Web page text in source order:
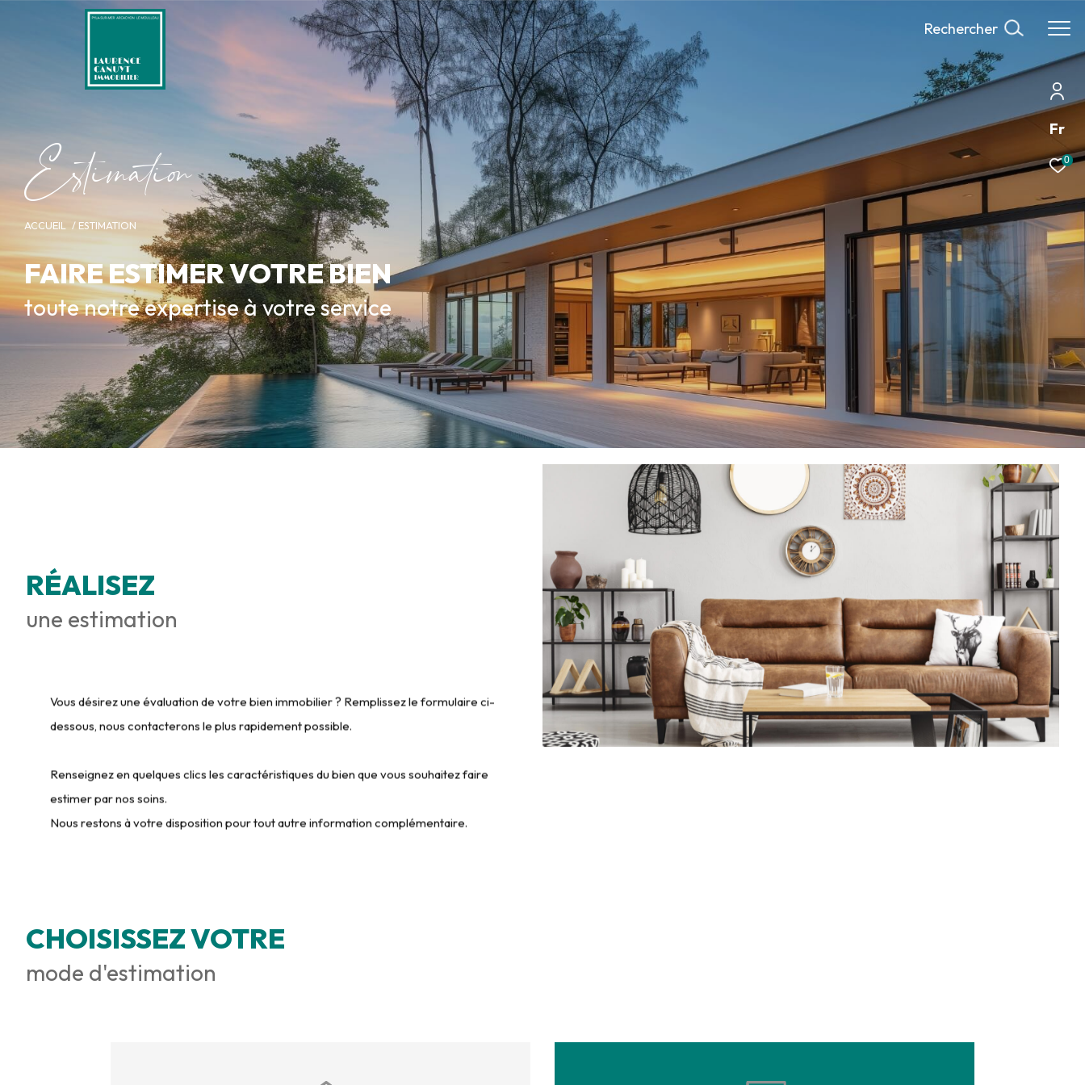
Fr
0
Rechercher
Esimaio
ACCUEIL ESTIMATION
FAIRE ESTIMER VOTRE BIEN
toute notre expertise à votre service
RÉALISEZ
une estimation
Vous désirez une évaluation de votre bien immobilier ? Remplissez le formulaire ci-
dessous, nous contacterons le plus rapidement possible.
Renseignez en quelques clics les caractéristiques du bien que vous souhaitez faire
estimer par nos soins.
Nous restons à votre disposition pour tout autre information complémentaire.
CHOISISSEZ VOTRE
mode d'estimation